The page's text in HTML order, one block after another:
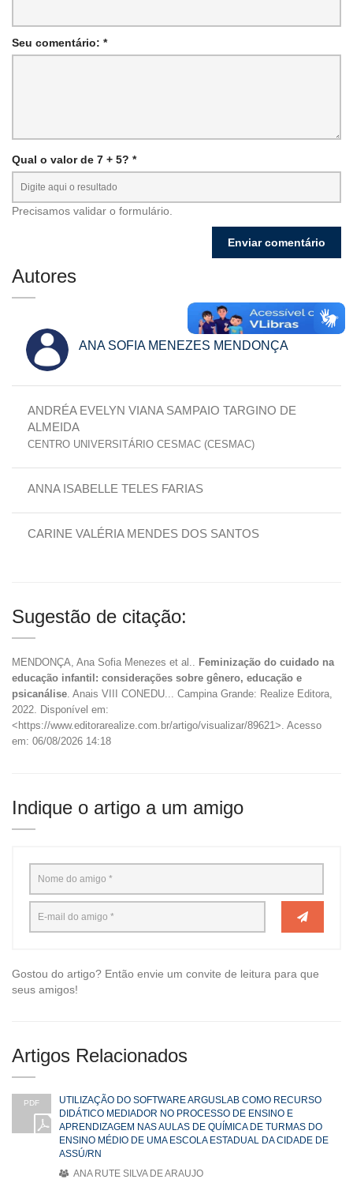
Seu comentário: *
Qual o valor de 7 + 5? *
Precisamos validar o formulário.
Autores
ANA SOFIA MENEZES MENDONÇA
ANDRÉA EVELYN VIANA SAMPAIO TARGINO DE
ALMEIDA
CENTRO UNIVERSITÁRIO CESMAC (CESMAC)
ANNA ISABELLE TELES FARIAS
CARINE VALÉRIA MENDES DOS SANTOS
Sugestão de citação:
MENDONÇA, Ana Sofia Menezes et al.. Feminização do cuidado na
educação infantil: considerações sobre gênero, educação e
psicanálise . Anais VIII CONEDU... Campina Grande: Realize Editora,
2022. Disponível em:
<https://www.editorarealize.com.br/artigo/visualizar/89621>. Acesso
em: 06/08/2026 14:18
Indique o artigo a um amigo
Gostou do artigo? Então envie um convite de leitura para que
seus amigos!
Artigos Relacionados
PDF
UTILIZAÇÃO DO SOFTWARE ARGUSLAB COMO RECURSO
DIDÁTICO MEDIADOR NO PROCESSO DE ENSINO E
APRENDIZAGEM NAS AULAS DE QUÍMICA DE TURMAS DO
ENSINO MÉDIO DE UMA ESCOLA ESTADUAL DA CIDADE DE
ASSÚ/RN
ANA RUTE SILVA DE ARAUJO